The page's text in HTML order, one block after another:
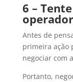
6 –
Antes de
primeira ação
negociar com
Portanto,